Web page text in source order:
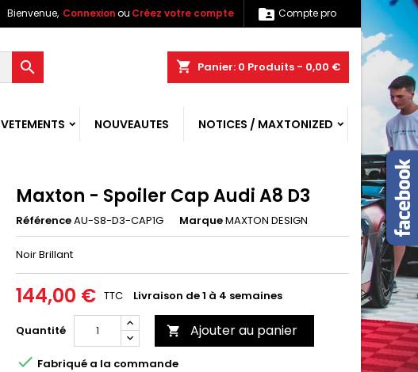
 Compte pro
Bienvenue, Connexionou Créez votre compte
shopping_cart Panier: 0 Produits - 0,00 €

VETEMENTS NOUVEAUTES NOTICES / MAXTONIZED
Maxton - Spoiler Cap Audi A8 D3
RéférenceAU-S8-D3-CAP1G MarqueMAXTON DESIGN
Noir Brillant
144,00 € TTC Livraison de 1 à 4 semaines
Quantité  Ajouter au panier
 Fabriqué a la commande